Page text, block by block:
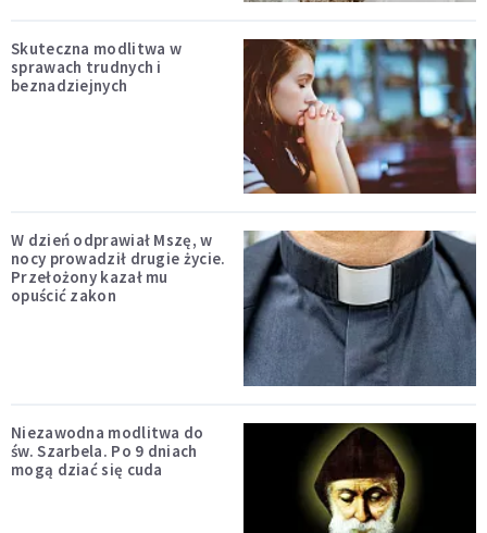
Skuteczna modlitwa w
sprawach trudnych i
beznadziejnych
W dzień odprawiał Mszę, w
nocy prowadził drugie życie.
Przełożony kazał mu
opuścić zakon
Niezawodna modlitwa do
św. Szarbela. Po 9 dniach
mogą dziać się cuda